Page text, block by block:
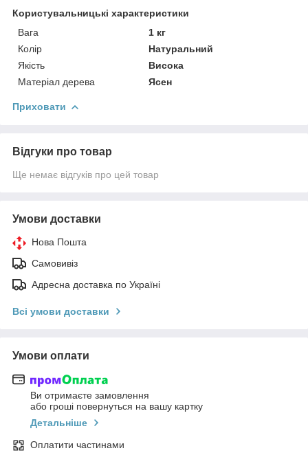
Користувальницькі характеристики
Вага
1 кг
Колір
Натуральний
Якість
Висока
Матеріал дерева
Ясен
Приховати
Відгуки про товар
Ще немає відгуків про цей товар
Умови доставки
Нова Пошта
Самовивіз
Адресна доставка по Україні
Всі умови доставки
Умови оплати
Ви отримаєте замовлення
або гроші повернуться на вашу картку
Детальніше
Оплатити частинами